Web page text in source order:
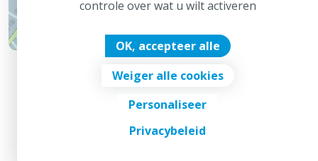
controle over wat u wilt activeren
OK, accepteer alle
Weiger alle cookies
Personaliseer
Privacybeleid